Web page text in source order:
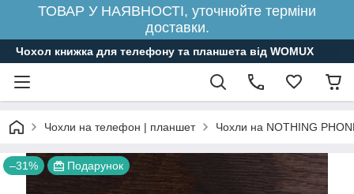
ТОВАР У НАЯВНОСТІ, уточнюйте терміни
доставки.
Чохол книжка для телефону та планшета від WOMUX
Чохли на телефон | планшет Чохли на NOTHING
–31% Подарунок